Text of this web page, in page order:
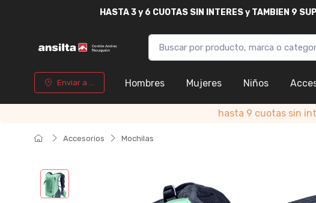
HASTA3 y 6 CUOTAS SIN INTERES y TAMBIEN 9
Enviar a ... Hombres Mujeres Niños
hasta 9 cuotas sin
Accesorios Mochilas